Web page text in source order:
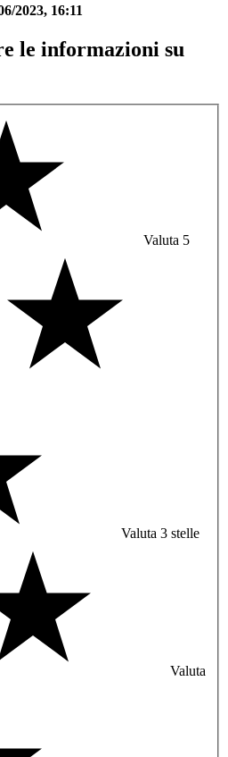
2023, 16:11
le informazioni su
Valuta 5
Valuta 3 stelle
Valuta